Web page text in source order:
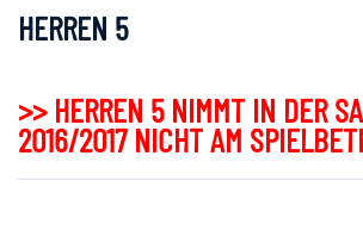
HERREN 5
>> HERREN 5 NIMMT IN DER
2016/2017 NICHT AM